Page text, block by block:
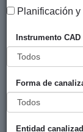
Planificación
Instrumento CAD
Forma de
Entidad
Título
de
para personas
“Sociedad
Antoniana” en
Belén